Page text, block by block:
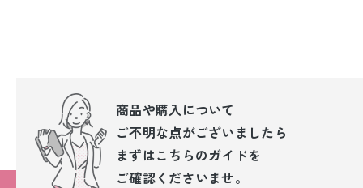
商品や購入について
ご不明な点がございましたら
まずはこちらのガイドを
ご確認くださいませ。